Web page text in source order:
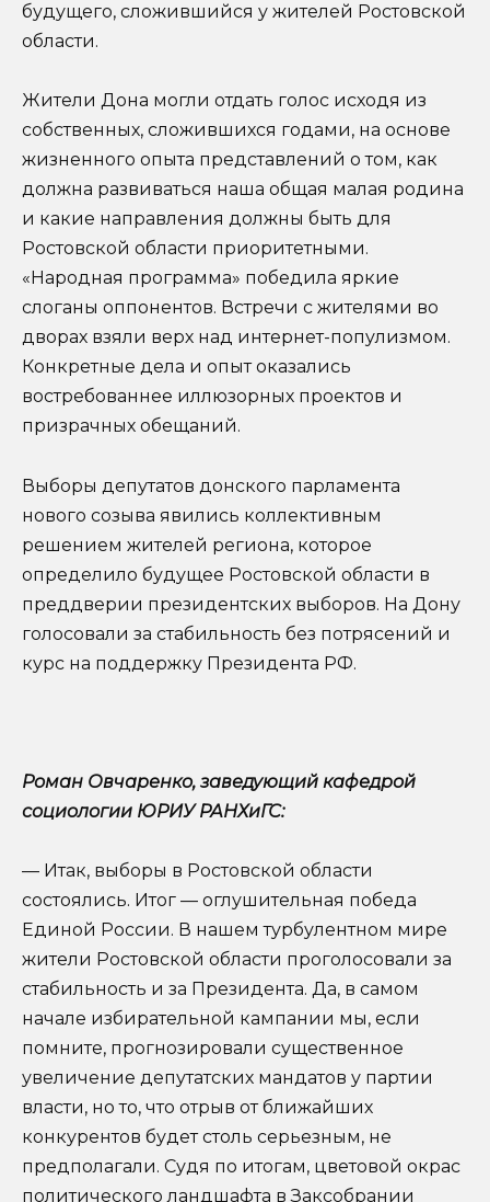
будущего, сложившийся у жителей Ростовской
области.
Жители Дона могли отдать голос исходя из
собственных, сложившихся годами, на основе
жизненного опыта представлений о том, как
должна развиваться наша общая малая родина
и какие направления должны быть для
Ростовской области приоритетными.
«Народная программа» победила яркие
слоганы оппонентов. Встречи с жителями во
дворах взяли верх над интернет-популизмом.
Конкретные дела и опыт оказались
востребованнее иллюзорных проектов и
призрачных обещаний.
Выборы депутатов донского парламента
нового созыва явились коллективным
решением жителей региона, которое
определило будущее Ростовской области в
преддверии президентских выборов. На Дону
голосовали за стабильность без потрясений и
курс на поддержку Президента РФ.
Роман Овчаренко, заведующий кафедрой
социологии ЮРИУ РАНХиГС:
— Итак, выборы в Ростовской области
состоялись. Итог — оглушительная победа
Единой России. В нашем турбулентном мире
жители Ростовской области проголосовали за
стабильность и за Президента. Да, в самом
начале избирательной кампании мы, если
помните, прогнозировали существенное
увеличение депутатских мандатов у партии
власти, но то, что отрыв от ближайших
конкурентов будет столь серьезным, не
предполагали. Судя по итогам, цветовой окрас
политического ландшафта в Заксобрании